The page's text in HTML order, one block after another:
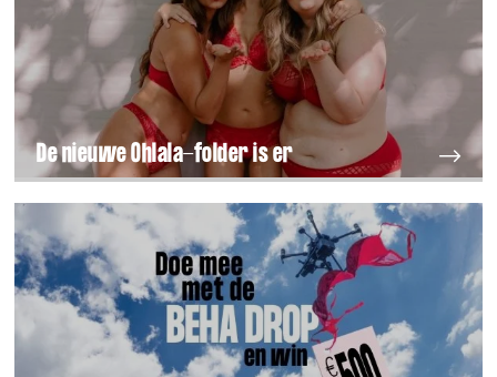
De nieuwe Ohlala-folder is er